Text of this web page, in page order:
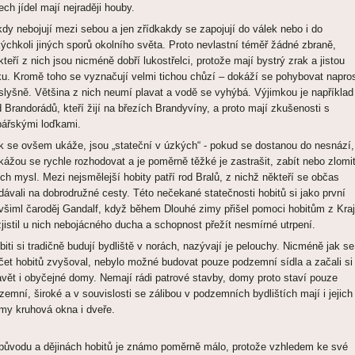
jídel mají nejraději houby.
nebojují mezi sebou a jen zřídkakdy se zapojují do válek nebo i do
jiných sporů okolního světa. Proto nevlastní téměř žádné zbraně,
z nich jsou nicméně dobří lukostřelci, protože mají bystrý zrak a jistou
Kromě toho se vyznačují velmi tichou chůzí – dokáží se pohybovat
Většina z nich neumí plavat a vodě se vyhýbá. Výjimkou je například
Brandorádů, kteří žijí na březích Brandyvíny, a proto mají zkušenosti s
loďkami.
se ovšem ukáže, jsou „stateční v úzkých“ - pokud se dostanou do nesnází,
se rychle rozhodovat a je poměrně těžké je zastrašit, zabít nebo zlomit
mysl. Mezi nejsmělejší hobity patří rod Bralů, z nichž někteří se občas
na dobrodružné cesty. Této nečekané statečnosti hobitů si jako první
čaroděj Gandalf, když během Dlouhé zimy přišel pomoci hobitům z
u nich nebojácného ducha a schopnost přežít nesmírné utrpení.
si tradičně budují bydliště v norách, nazývají je pelouchy. Nicméně jak se
hobitů zvyšoval, nebylo možné budovat pouze podzemní sídla a začali si
i obyčejné domy. Nemají rádi patrové stavby, domy proto staví pouze
široké a v souvislosti se zálibou v podzemních bydlištích mají i jejich
kruhová okna i dveře.
a dějinách hobitů je známo poměrně málo, protože vzhledem ke své